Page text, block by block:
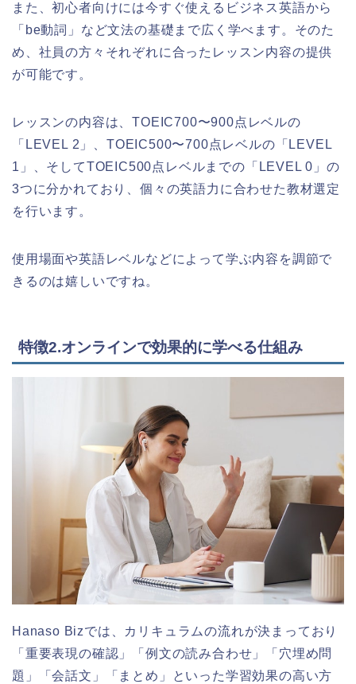
また、初心者向けには今すぐ使えるビジネス英語から
「be動詞」など文法の基礎まで広く学べます。そのた
め、社員の方々それぞれに合ったレッスン内容の提供
が可能です。
レッスンの内容は、TOEIC700〜900点レベルの
「LEVEL 2」、TOEIC500〜700点レベルの「LEVEL
1」、そしてTOEIC500点レベルまでの「LEVEL 0」の
3つに分かれており、個々の英語力に合わせた教材選定
を行います。
使用場面や英語レベルなどによって学ぶ内容を調節で
きるのは嬉しいですね。
特徴2.オンラインで効果的に学べる仕組み
Hanaso Bizでは、カリキュラムの流れが決まっており
「重要表現の確認」「例文の読み合わせ」「穴埋め問
題」「会話文」「まとめ」といった学習効果の高い方